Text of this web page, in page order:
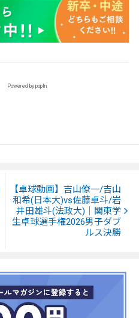
Powered by popIn
【卓球動画】吉山僚一/吉山
和希(日本大)vs佐藤卓斗/岩
井田雄斗(法政大)｜関東学
生卓球選手権2026男子ダブ
ルス決勝